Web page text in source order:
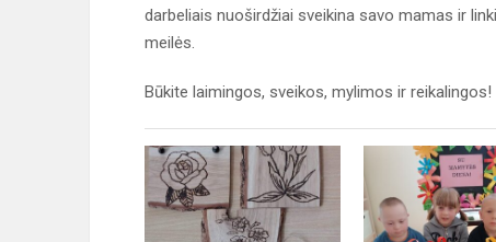
darbeliais nuoširdžiai sveikina savo mamas ir
meilės.
Būkite laimingos, sveikos, mylimos ir reikalingos!